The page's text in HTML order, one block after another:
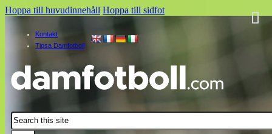
Hoppa till huvudinnehåll Hoppa till sidfot
Kontakt
Tipsa Damfotboll
Sök